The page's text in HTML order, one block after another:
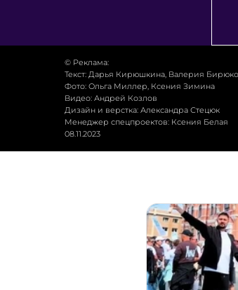
© Реклама:
Текст: Дарья Кирюшкина, Валерия
Фото: Ольга Миллер, Ксения Зимина
Видео: Андрей Козлов
Дизайн и верстка: Александра Стецюк
Менеджер спецпроектов: Ксения Белая
08.11.2023